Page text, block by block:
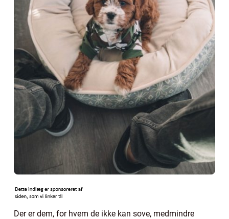
Der er dem, for hvem de ikke kan sove, medmindre